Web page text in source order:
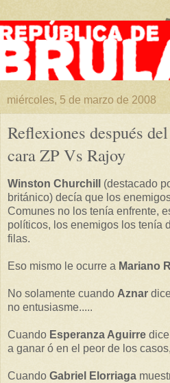
miércoles, 5 de marzo de 2008
Reflexiones después
cara ZP Vs Rajoy
Winston Churchill (destacado
británico) decía que los
Comunes no los tenía enfrente,
políticos, los enemigos los tenía
filas.
Eso mismo le ocurre a Mariano
No solamente cuando Aznar
no entusiasme.....
Cuando Esperanza Aguirre
a ganar ó en el peor de los
Cuando Gabriel Elorriaga